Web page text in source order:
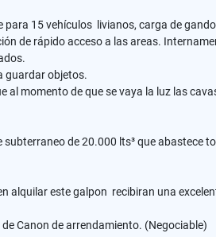
para 15 vehículos livianos, carga de
de rápido acceso a las areas.
guardar objetos.
al momento de que se vaya la luz las
de 20.000 lts³ que abastece
alquilar este galpon recibiran una
Canon de arrendamiento. (Negociable)